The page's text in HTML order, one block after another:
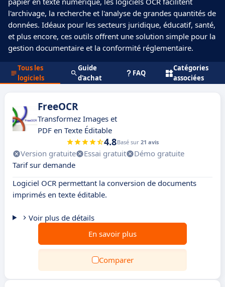
l'archivage, la recherche et l'analyse de grandes quantités de
données. Idéaux pour les secteurs juridique, éducatif, santé,
et plus encore, ces outils offrent une solution simple pour la
gestion documentaire et la conformité réglementaire.
Tous les
logiciels
Guide
d'achat
FAQ
Catégories
associées
FreeOCR
Transformez Images et
PDF en Texte Éditable
4.8Basé sur 21 avis
Version gratuite Essai gratuit
Démo gratuite
Tarif sur demande
Logiciel OCR permettant la conversion de documents
imprimés en texte éditable.
Voir plus de détails
En savoir plus
Comparer